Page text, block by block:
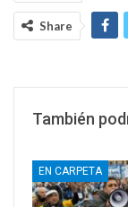
Share
También
EN CARPETA